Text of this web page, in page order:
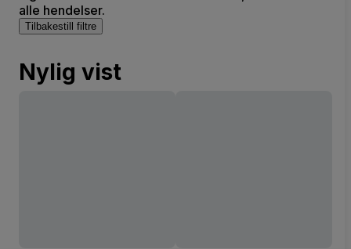
alle hendelser.
Tilbakestill filtre
Nylig vist